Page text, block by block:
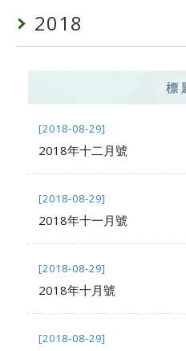
2018
標
[2018-08-29]
2018年十二月號
[2018-08-29]
2018年十一月號
[2018-08-29]
2018年十月號
[2018-08-29]